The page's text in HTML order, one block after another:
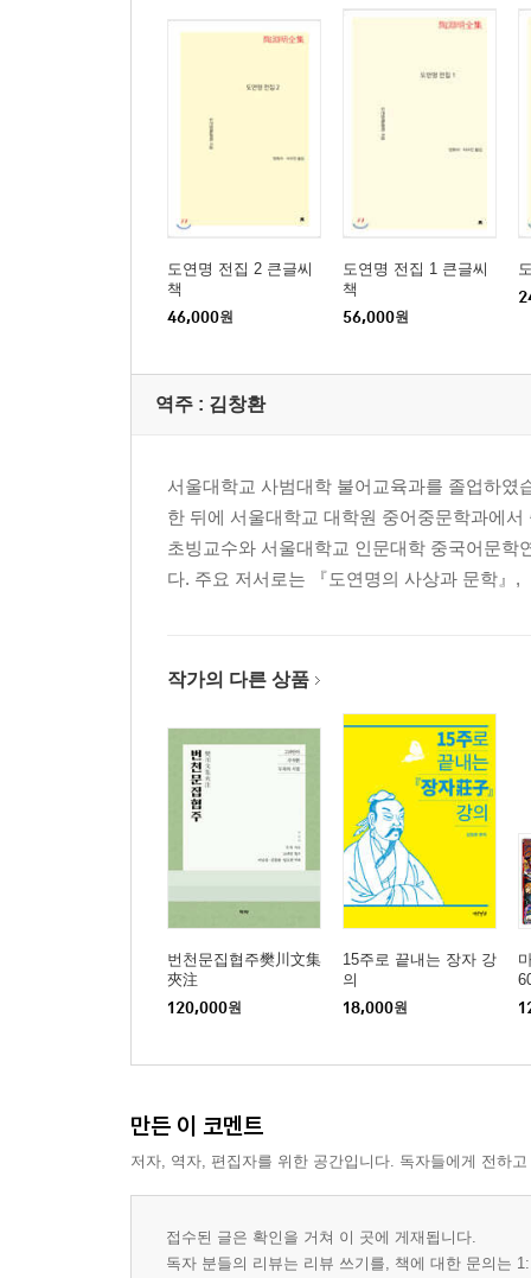
관련 작품 3: 진화(陳?) 「도원가(桃源歌)」
5. 진나라 정서대장군의 장사(長史)를 지낸, 돌아
-「진고정서대장군장사맹부군전(晋故征西大將軍
관련 작품: 백거이(白居易) 「방도공구택 병서(訪
-「독사술 9장(讀史述 九章)」
8. 부채 위의 그림에 부치는 찬양
-「선상화찬(扇上畵贊)」
관련 작품: 도연명(陶淵明) 「권농(勸農)」
-「상장금경찬(尙長禽慶贊)」
10. 아들 엄 등에게 주는 글
-「여자엄등소(與子儼等疏)」
관련 작품 1: 도연명(陶淵明) 「책자(責子)」
관련 작품 2: 도연명(陶淵明) 「명자(命子)」
11. 정씨에게 시집간 누이동생에 대한 제문
13. 나 자신에 대한 제문
도연명 전집 2 큰글씨
책
46,000원
도연명 전집 1 큰글씨
책
56,000원
역주 : 김창환
서울대학교 사범대학 불어교육과를 졸업하
한 뒤에 서울대학교 대학원 중어중문학과에
초빙교수와 서울대학교 인문대학 중국어문
다. 주요 저서로는 『도연명의 사상과 문학』,
작가의 다른 상품
번천문집협주樊川文集
夾注
120,000원
15주로 끝내는 장자 강
의
18,000원
만든 이 코멘트
저자, 역자, 편집자를 위한 공간입니다. 독자들에게 전하
접수된 글은 확인을 거쳐 이 곳에 게재됩니다.
독자 분들의 리뷰는 리뷰 쓰기를, 책에 대한 문의는